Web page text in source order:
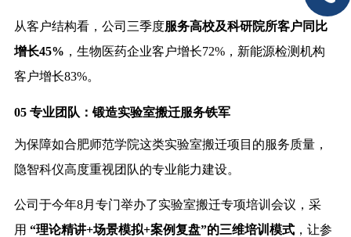
从客户结构看，公司三季度服务高校及科研院所客户同比
增长45% ，生物医药企业客户增长72%，新能源检测机构
客户增长83%。
05 专业团队：锻造实验室搬迁服务铁军
为保障如合肥师范学院这类实验室搬迁项目的服务质量，
隐智科仪高度重视团队的专业能力建设。
公司于今年8月专门举办了实验室搬迁专项培训会议，采
用 “理论精讲+场景模拟+案例复盘”的三维培训模式，让参